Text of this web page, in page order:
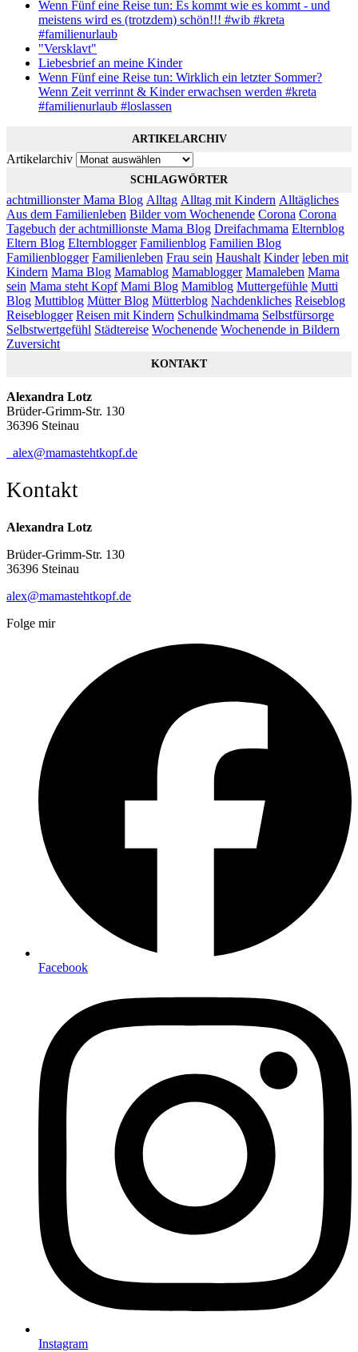
Wenn Fünf eine Reise tun: Es kommt wie es kommt - und
meistens wird es (trotzdem) schön!!! #wib #kreta
#familienurlaub
"Versklavt"
Liebesbrief an meine Kinder
Wenn Fünf eine Reise tun: Wirklich ein letzter Sommer?
Wenn Zeit verrinnt & Kinder erwachsen werden #kreta
#familienurlaub #loslassen
ARTIKELARCHIV
Artikelarchiv
SCHLAGWÖRTER
achtmillionster Mama Blog Alltag Alltag mit Kindern Alltägliches
Aus dem Familienleben Bilder vom Wochenende Corona Corona
Tagebuch der achtmillionste Mama Blog Dreifachmama Elternblog
Eltern Blog Elternblogger Familienblog Familien Blog
Familienblogger Familienleben Frau sein Haushalt Kinder leben mit
Kindern Mama Blog Mamablog Mamablogger Mamaleben Mama
sein Mama steht Kopf Mami Blog Mamiblog Muttergefühle Mutti
Blog Muttiblog Mütter Blog Mütterblog Nachdenkliches Reiseblog
Reiseblogger Reisen mit Kindern Schulkindmama Selbstfürsorge
Selbstwertgefühl Städtereise Wochenende Wochenende in Bildern
Zuversicht
KONTAKT
Alexandra Lotz
Brüder-Grimm-Str. 130
36396 Steinau
alex@mamastehtkopf.de
Kontakt
Alexandra Lotz
Brüder-Grimm-Str. 130
36396 Steinau
alex@mamastehtkopf.de
Folge mir
Facebook
Instagram